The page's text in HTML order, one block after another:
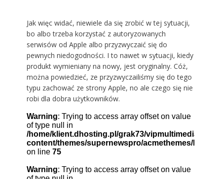
Jak więc widać, niewiele da się zrobić w tej sytuacji,
bo albo trzeba korzystać z autoryzowanych
serwisów od Apple albo przyzwyczaić się do
pewnych niedogodności. I to nawet w sytuacji, kiedy
produkt wymieniany na nowy, jest oryginalny. Cóż,
można powiedzieć, ze przyzwyczailiśmy się do tego
typu zachować ze strony Apple, no ale czego się nie
robi dla dobra użytkowników.